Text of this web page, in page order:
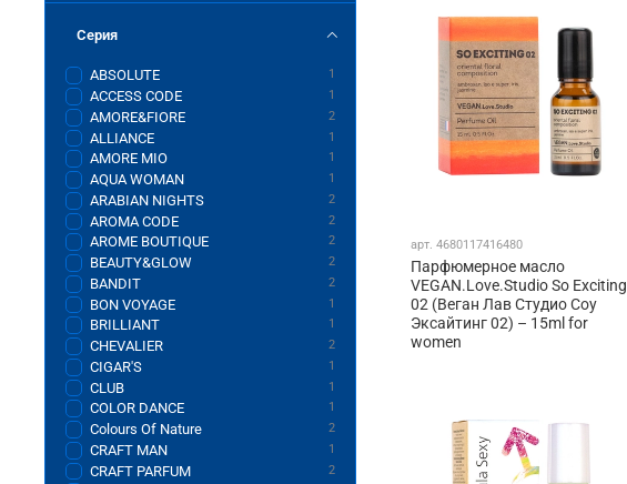
арт. 4680117416480
Парфюмерное масло
VEGAN.Love.Studio So Exciting
02 (Веган Лав Студио Соу
Эксайтинг 02) – 15ml for
women
Серия
ABSOLUTE 1
ACCESS CODE 1
AMORE&FIORE 2
ALLIANCE 1
AMORE MIO 1
AQUA WOMAN 1
ARABIAN NIGHTS 2
AROMA CODE 2
AROME BOUTIQUE 2
BEAUTY&GLOW 2
BANDIT 2
BON VOYAGE 1
BRILLIANT 1
CHEVALIER 2
CIGAR'S 1
CLUB 1
COLOR DANCE 1
Colours Of Nature 2
CRAFT MAN 1
CRAFT PARFUM 2